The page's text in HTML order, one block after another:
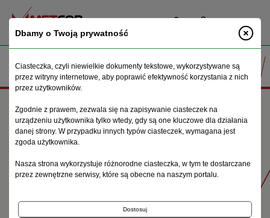
PL
Przecinarki tarczowe
Przecinarka tarczowa do aluminium Metcor QCS400
Produkty
Dbamy o Twoją prywatność
Ciasteczka, czyli niewielkie dokumenty tekstowe, wykorzystywane są
przez witryny internetowe, aby poprawić efektywność korzystania z nich
przez użytkowników.
Zgodnie z prawem, zezwala się na zapisywanie ciasteczek na
urządzeniu użytkownika tylko wtedy, gdy są one kluczowe dla działania
danej strony. W przypadku innych typów ciasteczek, wymagana jest
zgoda użytkownika.
Nasza strona wykorzystuje różnorodne ciasteczka, w tym te dostarczane
przez zewnętrzne serwisy, które są obecne na naszym portalu.
Dostosuj